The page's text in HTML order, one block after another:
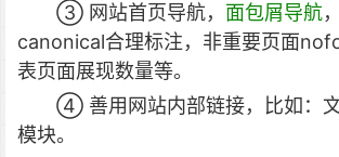
③ 网站首页导航， 面包屑导航
canonical合理标注，非重要页面
表页面展现数量等。
④ 善用网站内部链接，比如：
模块。